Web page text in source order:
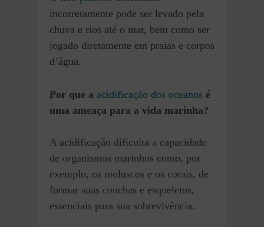
incorretamente pode ser levado pela
chuva e rios até o mar, bem como ser
jogado diretamente em praias e corpos
d’água.
Por que a acidificação dos oceanos é
uma ameaça para a vida marinha?
A acidificação dificulta a capacidade
de organismos marinhos como, por
exemplo, os moluscos e os corais, de
formar suas conchas e esqueletos,
essenciais para sua sobrevivência.